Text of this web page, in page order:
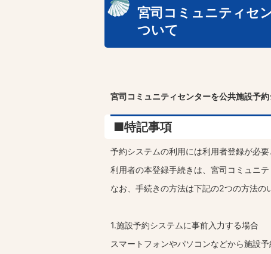
宮司コミュニティセ
ついて
宮司コミュニティセンターを公共施設予
■特記事項
予約システムの利用には利用者登録が必要
利用者の本登録手続きは、宮司コミュニテ
なお、手続きの方法は下記の2つの方法の
1.施設予約システムに事前入力する場合
スマートフォンやパソコンなどから施設予